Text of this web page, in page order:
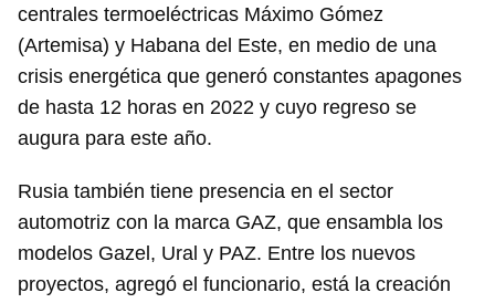
centrales termoeléctricas Máximo Gómez
(Artemisa) y Habana del Este, en medio de una
crisis energética que generó constantes apagones
de hasta 12 horas en 2022 y cuyo regreso se
augura para este año.
Rusia también tiene presencia en el sector
automotriz con la marca GAZ, que ensambla los
modelos Gazel, Ural y PAZ. Entre los nuevos
proyectos, agregó el funcionario, está la creación